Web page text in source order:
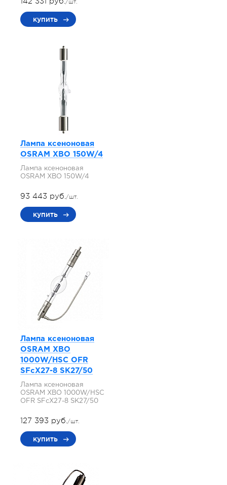
/шт.
купить
Лампа ксеноновая
OSRAM XBO 150W/4
Лампа ксеноновая
OSRAM XBO 150W/4
93 443 руб./шт.
купить
Лампа ксеноновая
OSRAM XBO
1000W/HSC OFR
SFcX27-8 SK27/50
Лампа ксеноновая
OSRAM XBO 1000W/HSC
OFR SFcX27-8 SK27/50
127 393 руб./шт.
купить